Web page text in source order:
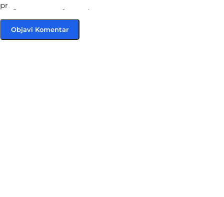
pregledniku za sljedeći put kada budem komentirao.